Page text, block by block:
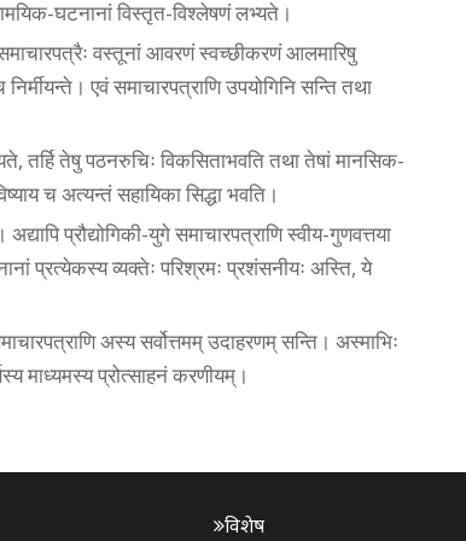
सामयिक-घटनानां विस्तृत-विश्लेषणं लभ्यते।
वस्तूनां आवरणं स्वच्छीकरणं आलमारिषु
एवं समाचारपत्राणि उपयोगिनि सन्ति तथा
तर्हि तेषु पठनरुचिः विकसिताभवति तथा तेषां मानसिक-
च अत्यन्तं सहायिका सिद्धा भवति।
प्रौद्योगिकी-युगे समाचारपत्राणि स्वीय-गुणवत्तया
प्रत्येकस्य व्यक्तेः परिश्रमः प्रशंसनीयः अस्ति, ये
अस्य सर्वोत्तमम् उदाहरणम् सन्ति। अस्माभिः
माध्यमस्य प्रोत्साहनं करणीयम्।
विशेष